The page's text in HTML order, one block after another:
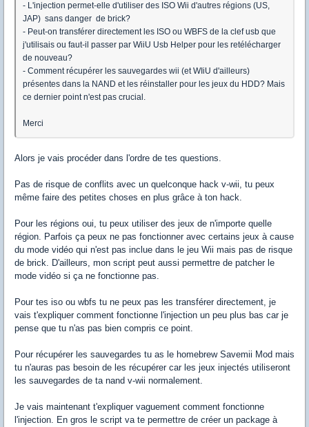
- L'injection permet-elle d'utiliser des ISO Wii d'autres régions (US,
JAP) sans danger de brick?
- Peut-on transférer directement les ISO ou WBFS de la clef usb que
j'utilisais ou faut-il passer par WiiU Usb Helper pour les retélécharger
de nouveau?
- Comment récupérer les sauvegardes wii (et WIiU d'ailleurs)
présentes dans la NAND et les réinstaller pour les jeux du HDD? Mais
ce dernier point n'est pas crucial.
Merci
Alors je vais procéder dans l'ordre de tes questions.
Pas de risque de conflits avec un quelconque hack v-wii, tu peux
même faire des petites choses en plus grâce à ton hack.
Pour les régions oui, tu peux utiliser des jeux de n'importe quelle
région. Parfois ça peux ne pas fonctionner avec certains jeux à cause
du mode vidéo qui n'est pas inclue dans le jeu Wii mais pas de risque
de brick. D'ailleurs, mon script peut aussi permettre de patcher le
mode vidéo si ça ne fonctionne pas.
Pour tes iso ou wbfs tu ne peux pas les transférer directement, je
vais t'expliquer comment fonctionne l'injection un peu plus bas car je
pense que tu n'as pas bien compris ce point.
Pour récupérer les sauvegardes tu as le homebrew Savemii Mod mais
tu n'auras pas besoin de les récupérer car les jeux injectés utiliseront
les sauvegardes de ta nand v-wii normalement.
Je vais maintenant t'expliquer vaguement comment fonctionne
l'injection. En gros le script va te permettre de créer un package à